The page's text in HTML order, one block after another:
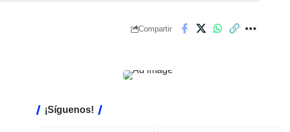
Compartir
¡Síguenos!